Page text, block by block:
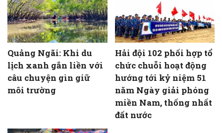
Quảng Ngãi: Khi du
lịch xanh gắn liền với
câu chuyện gìn giữ
môi trường
Hải đội 102 phối hợp tổ
chức chuỗi hoạt động
hướng tới kỷ niệm 51
năm Ngày giải phóng
miền Nam, thống nhất
đất nước